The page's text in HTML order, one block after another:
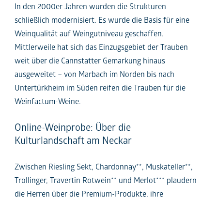
In den 2000er-Jahren wurden die Strukturen
schließlich modernisiert. Es wurde die Basis für eine
Weinqualität auf Weingutniveau geschaffen.
Mittlerweile hat sich das Einzugsgebiet der Trauben
weit über die Cannstatter Gemarkung hinaus
ausgeweitet – von Marbach im Norden bis nach
Untertürkheim im Süden reifen die Trauben für die
Weinfactum-Weine.
Online-Weinprobe: Über die
Kulturlandschaft am Neckar
Zwischen Riesling Sekt, Chardonnay**, Muskateller**,
Trollinger, Travertin Rotwein** und Merlot*** plaudern
die Herren über die Premium-Produkte, ihre